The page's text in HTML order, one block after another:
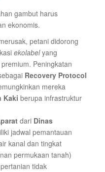
gambut harus
ekonomis.
petani didorong
ekolabelyang
Peningkatan
Recovery Protocol
mereka
Kaki berupa infrastruktur
dari Dinas
jadwal pemantauan
kanal dan tingkat
permukaan tanah)
tidak